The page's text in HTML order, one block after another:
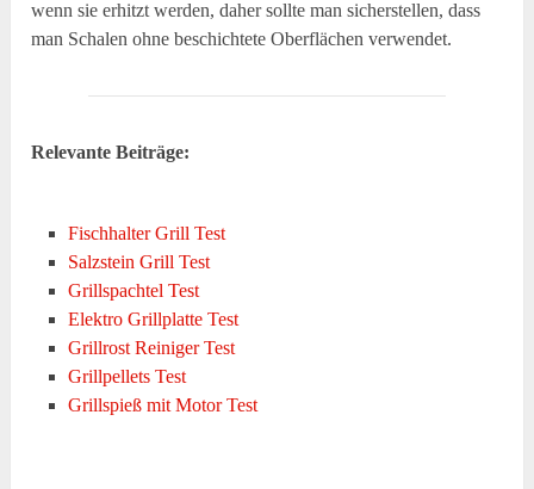
wenn sie erhitzt werden, daher sollte man sicherstellen, dass
man Schalen ohne beschichtete Oberflächen verwendet.
Relevante Beiträge:
Fischhalter Grill Test
Salzstein Grill Test
Grillspachtel Test
Elektro Grillplatte Test
Grillrost Reiniger Test
Grillpellets Test
Grillspieß mit Motor Test